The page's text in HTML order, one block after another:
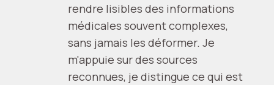
rendre lisibles des informations
médicales souvent complexes,
sans jamais les déformer. Je
m'appuie sur des sources
reconnues, je distingue ce qui est